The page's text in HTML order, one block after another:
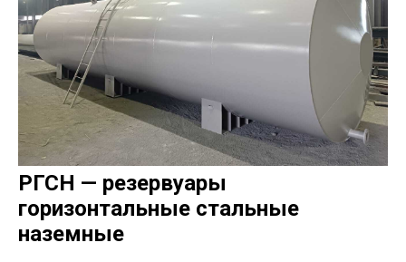
РГСН — резервуары
горизонтальные стальные
наземные